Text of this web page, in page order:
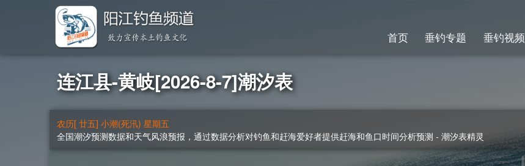
首页 垂钓专题 垂钓视频
连江县-黄岐[2026-8-7]潮汐表
农历[ 廿五] 小潮(死汛) 星期五
全国潮汐预测数据和天气风浪预报，通过数据分析对钓鱼和赶海爱好者提供赶海和鱼口时间分析预测 - 潮汐表精灵